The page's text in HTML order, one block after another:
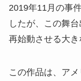
2019年11月の事
したが、この舞
再始動させる大き
この作品は、ア